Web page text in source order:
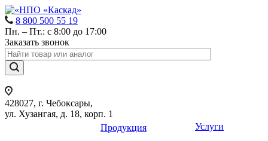
8 800 500 55 19
Пн. – Пт.: с 8:00 до 17:00
Заказать звонок
428027, г. Чебоксары,
ул. Хузангая, д. 18, корп. 1
Продукция
Услуги